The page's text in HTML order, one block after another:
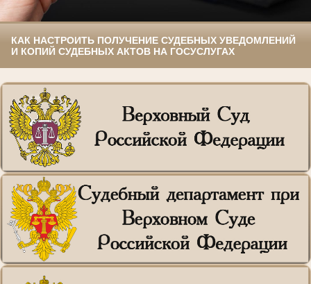
КАК НАСТРОИТЬ ПОЛУЧЕНИЕ СУДЕБНЫХ УВЕДОМЛЕНИЙ
И КОПИЙ СУДЕБНЫХ АКТОВ НА ГОСУСЛУГАХ